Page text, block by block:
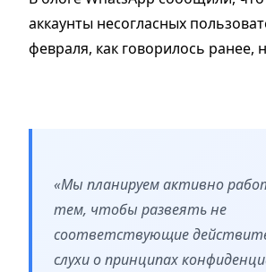
аккаунты несогласных
февраля, как говорилось ранее,
«Мы планируем активно
тем, чтобы развеять не
соответствующие
слухи о принципах